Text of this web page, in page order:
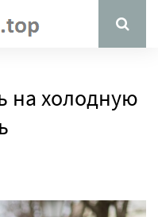
на холодную